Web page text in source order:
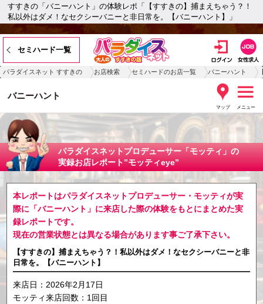
すすきの「バニーハント」の体験レポ「【すすきの】捕まえちゃう？！
私以外はダメ！なセクシーバニーと非日常を。【バニーハント】」
セミハード一覧
パラダイスネット すすきの お店検索 セミハードのお店一覧 バニーハント
バニーハント
マップ メニュー
パラダイスネットプロデューサー「モッティ」の
実録お店レポート”モッティeye”
本レポートはパラダイスネットプロデューサー・モッティが実
際に「バニーハント」に来店した際の体験をもとにまとめた実
録レポートです。
現在の営業状態とは異なる場合があります事ご了承下さい。
【すすきの】捕まえちゃう？！私以外はダメ！なセクシーバニーと非
日常を。【バニーハント】
来店日：2026年2月17日
モッティ来店回数：1回目